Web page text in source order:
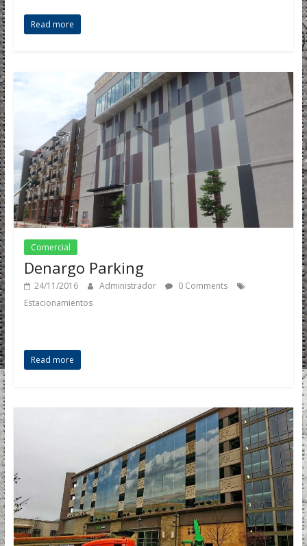
Read more
Comercial
Denargo Parking
24/11/2016 Administrador
0 Comments
Estacionamientos
Read more